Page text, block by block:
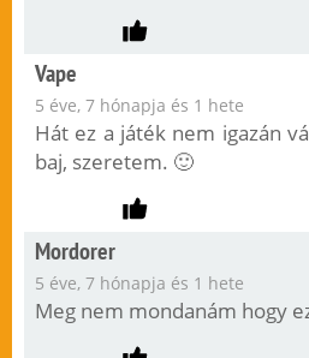
Vape
5 éve, 7 hónapja és 1 hete
Hát ez a játék nem igazán
baj, szeretem. 🙂
Mordorer
5 éve, 7 hónapja és 1 hete
Meg nem mondanám hogy